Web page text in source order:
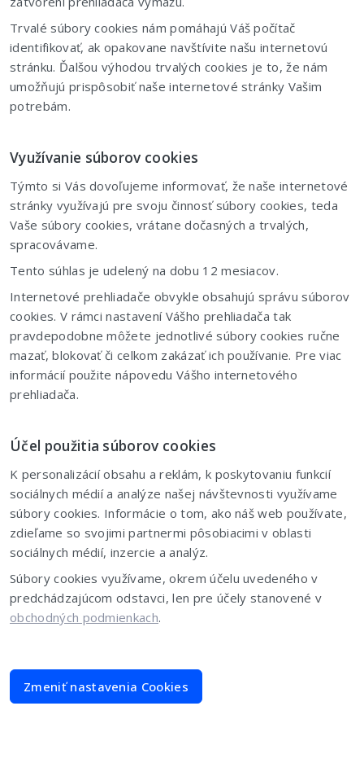
Trvalé súbory cookies nám pomáhajú Váš počítač
identifikovať, ak opakovane navštívite našu internetovú
stránku. Ďalšou výhodou trvalých cookies je to, že nám
umožňujú prispôsobiť naše internetové stránky Vašim
potrebám.
Využívanie súborov cookies
Týmto si Vás dovoľujeme informovať, že naše internetové
stránky využívajú pre svoju činnosť súbory cookies, teda
Vaše súbory cookies, vrátane dočasných a trvalých,
spracovávame.
Tento súhlas je udelený na dobu 12 mesiacov.
Internetové prehliadače obvykle obsahujú správu súborov
cookies. V rámci nastavení Vášho prehliadača tak
pravdepodobne môžete jednotlivé súbory cookies ručne
mazať, blokovať či celkom zakázať ich používanie. Pre viac
informácií použite nápovedu Vášho internetového
prehliadača.
Účel použitia súborov cookies
K personalizácií obsahu a reklám, k poskytovaniu funkcií
sociálnych médií a analýze našej návštevnosti využívame
súbory cookies. Informácie o tom, ako náš web používate,
zdieľame so svojimi partnermi pôsobiacimi v oblasti
sociálnych médií, inzercie a analýz.
Súbory cookies využívame, okrem účelu uvedeného v
predchádzajúcom odstavci, len pre účely stanovené v
obchodných podmienkach.
Zmeniť nastavenia Cookies